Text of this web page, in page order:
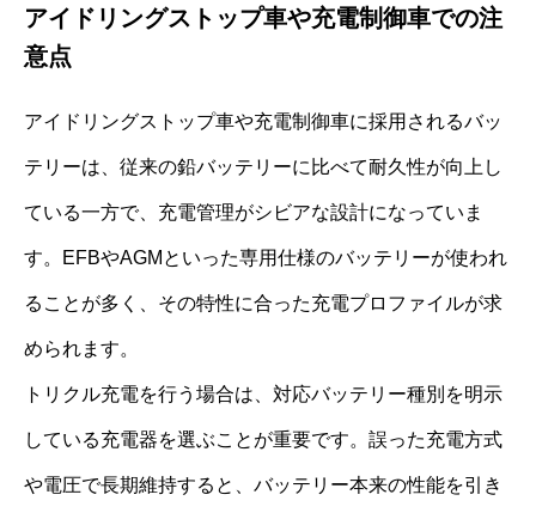
アイドリングストップ車や充電制御車での注
意点
アイドリングストップ車や充電制御車に採用されるバッ
テリーは、従来の鉛バッテリーに比べて耐久性が向上し
ている一方で、充電管理がシビアな設計になっていま
す。EFBやAGMといった専用仕様のバッテリーが使われ
ることが多く、その特性に合った充電プロファイルが求
められます。
トリクル充電を行う場合は、対応バッテリー種別を明示
している充電器を選ぶことが重要です。誤った充電方式
や電圧で長期維持すると、バッテリー本来の性能を引き